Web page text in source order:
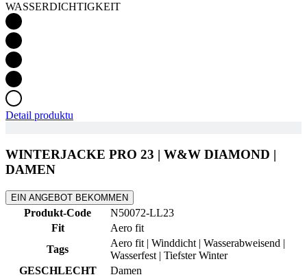
WASSERDICHTIGKEIT
Detail produktu
WINTERJACKE PRO 23 | W&W DIAMOND |
DAMEN
EIN ANGEBOT BEKOMMEN
Produkt-Code
N50072-LL23
Fit
Aero fit
Tags
Aero fit | Winddicht | Wasserabweisend |
Wasserfest | Tiefster Winter
GESCHLECHT
Damen